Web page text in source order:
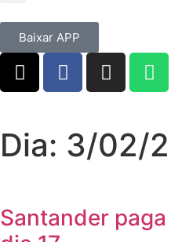
Baixar APP
Dia: 3/02/
Santander